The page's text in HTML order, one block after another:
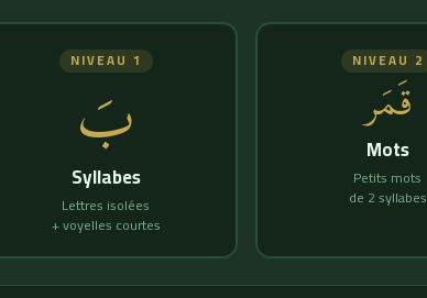
NIVEAU 1
بَ
Syllabes
Lettres isolées
+ voyelles courtes
NIVEAU 2
قَمَر
Mots
Petits mots
de 2 syllabes